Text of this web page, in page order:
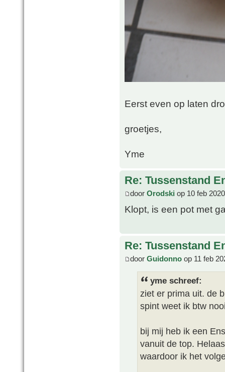
Eerst even op laten
groetjes,
Yme
Re: Tussenstand
door Orodski op 10 feb
Klopt, is een pot met
Re: Tussenstand
door Guidonno op 11 feb
yme schreef:
ziet er prima uit. de
spint weet ik btw
bij mij heb ik een
vanuit de top.
waardoor ik het